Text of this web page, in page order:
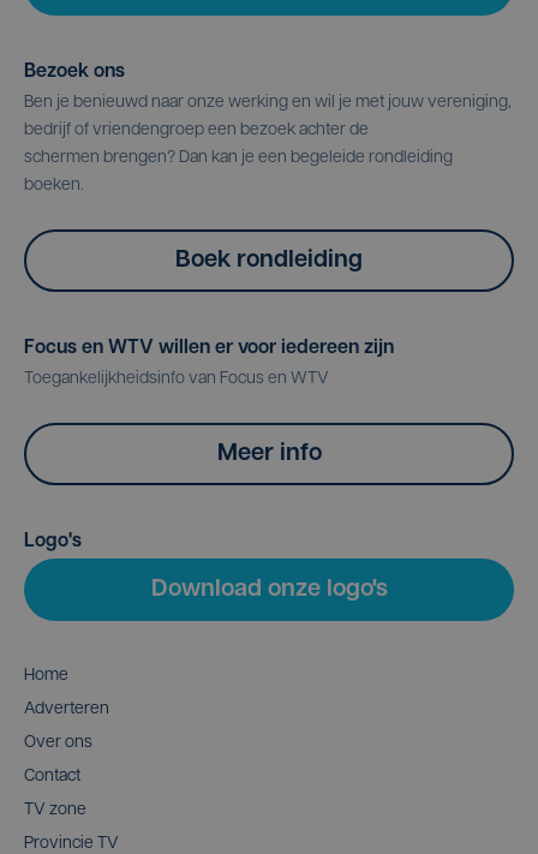
Bezoek ons
Ben je benieuwd naar onze werking en wil je met jouw vereniging,
bedrijf of vriendengroep een bezoek achter de
schermen brengen? Dan kan je een begeleide rondleiding
boeken.
Boek rondleiding
Focus en WTV willen er voor iedereen zijn
Toegankelijkheidsinfo van Focus en WTV
Meer info
Logo's
Download onze logo's
Home
Adverteren
Over ons
Contact
TV zone
Provincie TV